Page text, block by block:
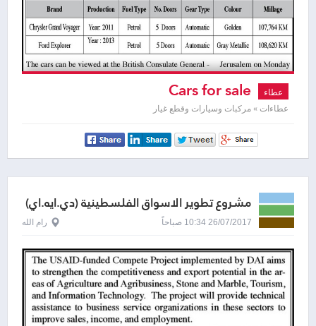
عطاء
عطاءات » مركبات وسيارات وقطع غيار
مشروع تطوير الاسواق الفلسطينية (دي.ايه.اي)
26/07/2017 10:34 صباحاً رام الله